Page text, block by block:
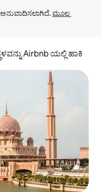
ಮೂಲ
Airbnb ಯಲ್ಲಿ ಹಾಕಿ